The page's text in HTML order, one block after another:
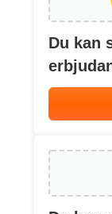
Du kan